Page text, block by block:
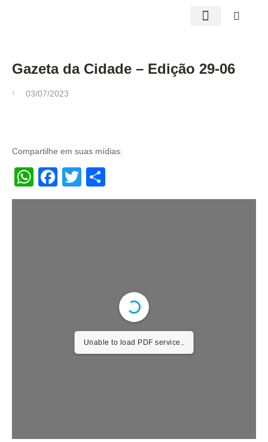
Gazeta da Cidade – Edição 29-06
03/07/2023
Compartilhe em suas mídias:
WhatsApp
Facebook
Twitter
Unable to load PDF service..